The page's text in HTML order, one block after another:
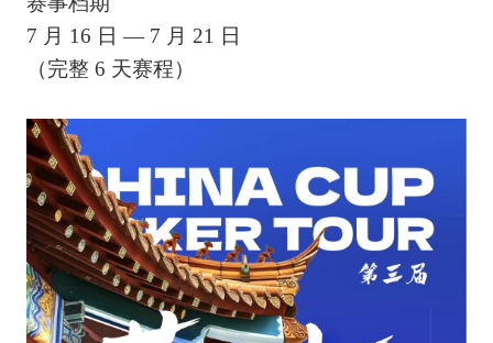
7 月 16 日 — 7 月 21 日
（完整 6 天赛程）